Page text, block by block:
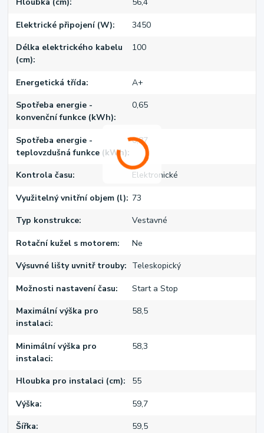
Hloubka (cm) 56,4
Elektrické připojení (W) 3450
Délka elektrického kabelu
(cm)
100
Energetická třída A+
Spotřeba energie -
konvenční funkce (kWh)
0,65
Spotřeba energie -
teplovzdušná funkce (kWh)
0,87
Kontrola času Elektronické
Využitelný vnitřní objem (l) 73
Typ konstrukce Vestavné
Rotační kužel s motorem Ne
Výsuvné lišty uvnitř trouby Teleskopický
Možnosti nastavení času Start a Stop
Maximální výška pro
instalaci
58,5
Minimální výška pro
instalaci
58,3
Hloubka pro instalaci (cm) 55
Výška 59,7
Šířka 59,5